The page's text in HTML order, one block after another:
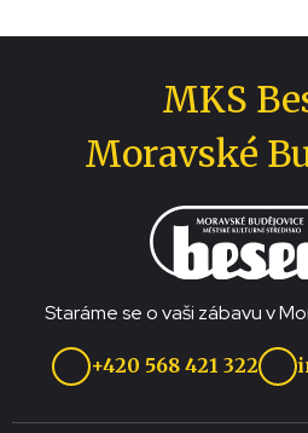
MKS
Moravské
Staráme se o vaši zábavu v
+420 568 421 322